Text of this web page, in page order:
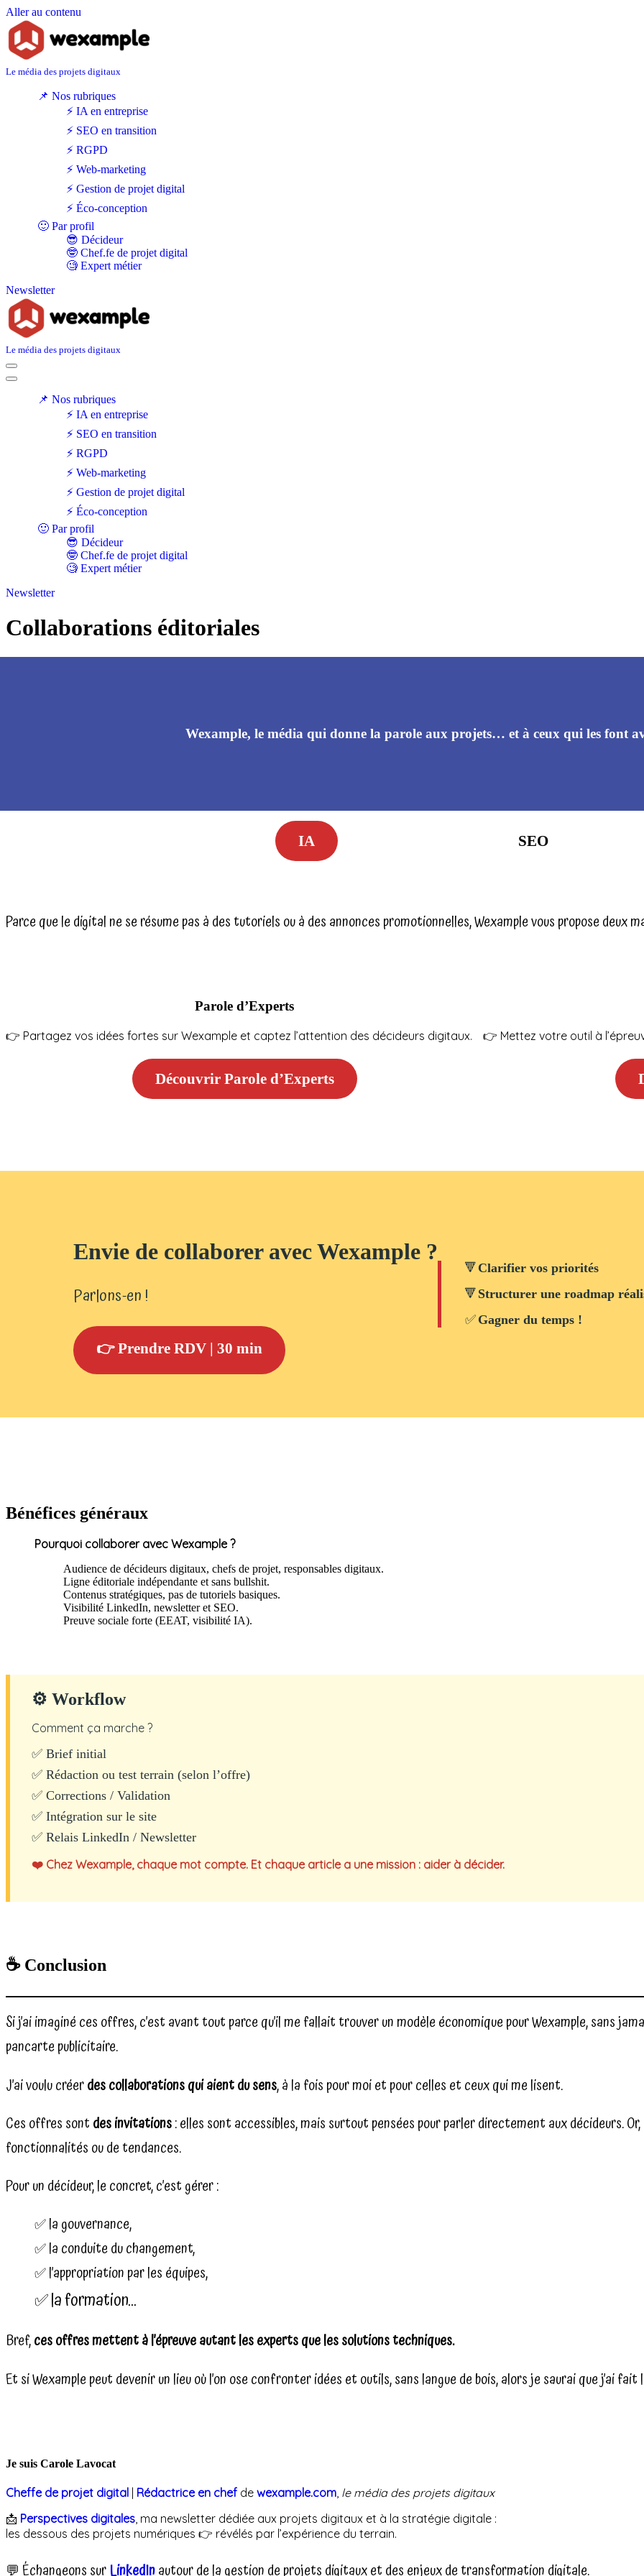
Aller au contenu
Le média des projets digitaux
📌 Nos rubriques
⚡ IA en entreprise
⚡ SEO en transition
⚡ RGPD
⚡ Web-marketing
⚡ Gestion de projet digital
⚡ Éco-conception
🙂 Par profil
😎 Décideur
🤓 Chef.fe de projet digital
🧐 Expert métier
Newsletter
Le média des projets digitaux
Menu
de
Menu
navigation📌 Nos rubriques
⚡ IA en entreprise
⚡ SEO en transition
⚡ RGPD
⚡ Web-marketing
⚡ Gestion de projet digital
⚡ Éco-conception
🙂 Par profil
😎 Décideur
🤓 Chef.fe de projet digital
🧐 Expert métier
Newsletter
Collaborations éditoriales
Wexample, le média qui donne la parole aux projets… et à ceux qui les font
IA SEO
Parce que le digital ne se résume pas à des tutoriels ou à des annonces promotionnelles, Wexample vous propose deux
Parole d’Experts
👉 Partagez vos idées fortes sur Wexample et captez l’attention des décideurs digitaux.
Découvrir Parole d’Experts
👉 Mettez votre outil à
Envie de collaborer avec Wexample ?
Parlons-en !
👉 Prendre RDV | 30 min
🔻 Clarifier vos priorités
🔻 Structurer une roadmap
✅ Gagner du temps !
Bénéfices généraux
Pourquoi collaborer avec Wexample ?
Audience de décideurs digitaux, chefs de projet, responsables digitaux.
Ligne éditoriale indépendante et sans bullshit.
Contenus stratégiques, pas de tutoriels basiques.
Visibilité LinkedIn, newsletter et SEO.
Preuve sociale forte (EEAT, visibilité IA).
⚙ Workflow
Comment ça marche ?
✅ Brief initial
✅ Rédaction ou test terrain (selon l’offre)
✅ Corrections / Validation
✅ Intégration sur le site
✅ Relais LinkedIn / Newsletter
❤️ Chez Wexample, chaque mot compte. Et chaque article a une mission : aider à décider.
☕ Conclusion
Si j’ai imaginé ces offres, c’est avant tout parce qu’il me fallait trouver un modèle économique pour Wexample, sans
pancarte publicitaire.
J’ai voulu créerdes collaborations qui aient du sens, à la fois pour moi et pour celles et ceux qui me lisent.
Ces offres sontdes invitations: elles sont accessibles, mais surtout pensées pour parler directement aux décideurs.
fonctionnalités ou de tendances.
Pour un décideur, le concret, c’est gérer :
✅ la gouvernance,
✅ la conduite du changement,
✅ l’appropriation par les équipes,
✅ la formation…
Bref,ces offres mettent à l’épreuve autant les experts que les solutions techniques.
Et si Wexample peut devenir un lieu où l’on ose confronter idées et outils, sans langue de bois, alors je saurai que j’ai fait
Je suis Carole Lavocat
Cheffe de projet digital Rédactrice en chef de wexample.com, le média des projets digitaux
📩 Perspectives digitales, ma newsletter dédiée aux projets digitaux et à la stratégie digitale :
les dessous des projets numériques 👉 révélés par l’expérience du terrain.
💬 Échangeons surLinkedInautour de la gestion de projets digitaux et des enjeux de transformation digitale.